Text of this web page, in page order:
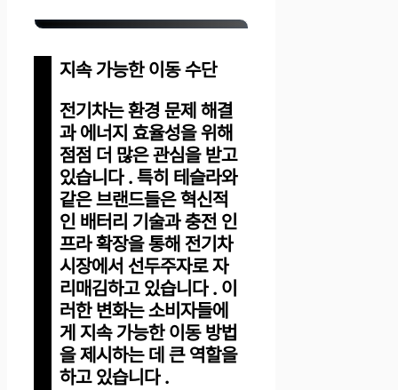
지속 가능한 이동 수단
전기차는 환경 문제 해결
과 에너지 효율성을 위해
점점 더 많은 관심을 받고
있습니다 . 특히 테슬라와
같은 브랜드들은 혁신적
인 배터리 기술과 충전 인
프라 확장을 통해 전기차
시장에서 선두주자로 자
리매김하고 있습니다 . 이
러한 변화는 소비자들에
게 지속 가능한 이동 방법
을 제시하는 데 큰 역할을
하고 있습니다 .